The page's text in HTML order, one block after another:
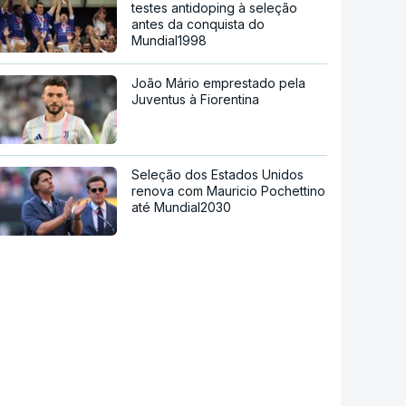
testes antidoping à seleção
antes da conquista do
Mundial1998
João Mário emprestado pela
Juventus à Fiorentina
Seleção dos Estados Unidos
renova com Mauricio Pochettino
até Mundial2030